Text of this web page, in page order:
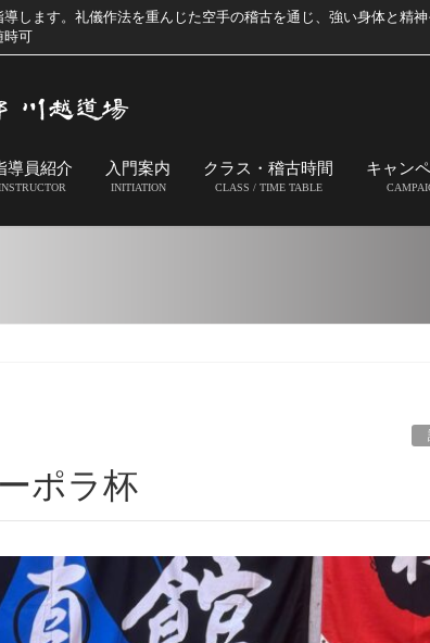
します。礼儀作法を重んじた空手の稽古を通じ、強い身体と精
時可
導員紹介 入門案内
INITIATION
クラス・稽古時間
CLASS / TIME TABLE
キャン
ポラ杯